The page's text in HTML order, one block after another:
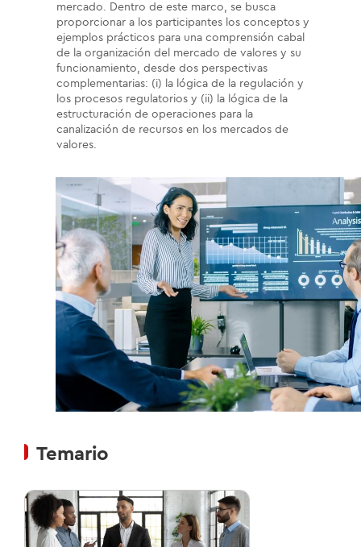
mercado. Dentro de este marco, se busca
proporcionar a los participantes los conceptos y
ejemplos prácticos para una comprensión cabal
de la organización del mercado de valores y su
funcionamiento, desde dos perspectivas
complementarias: (i) la lógica de la regulación y
los procesos regulatorios y (ii) la lógica de la
estructuración de operaciones para la
canalización de recursos en los mercados de
valores.
Temario